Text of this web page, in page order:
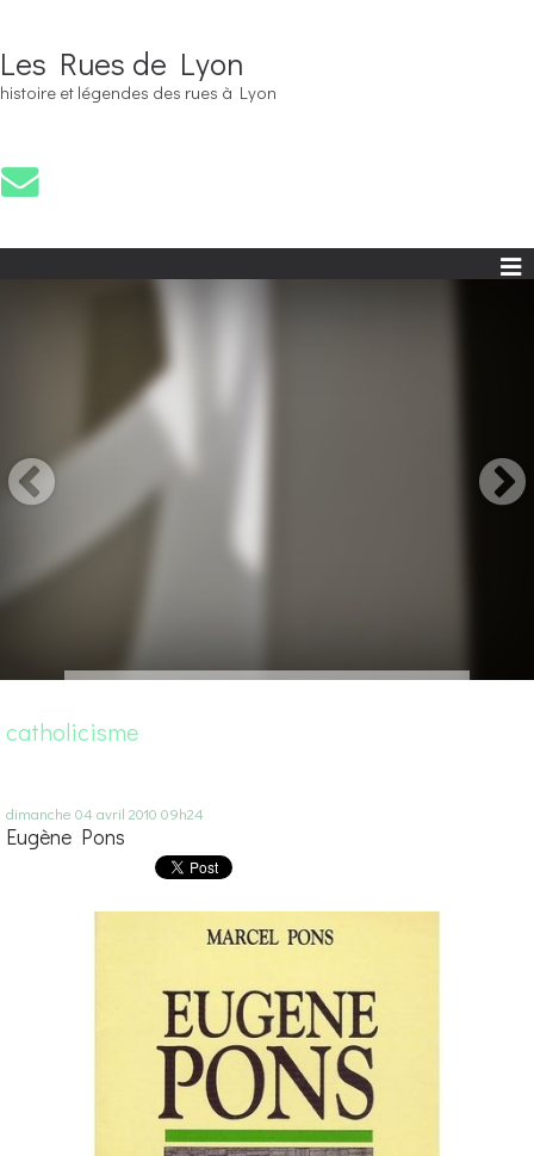
Les Rues de Lyon
histoire et légendes des rues à Lyon
catholicisme
dimanche 04 avril 2010 09h24
Eugène Pons